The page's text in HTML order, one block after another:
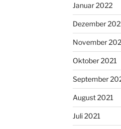
Januar 2022
Dezember
November
Oktober 2021
September
August 2021
Juli 2021